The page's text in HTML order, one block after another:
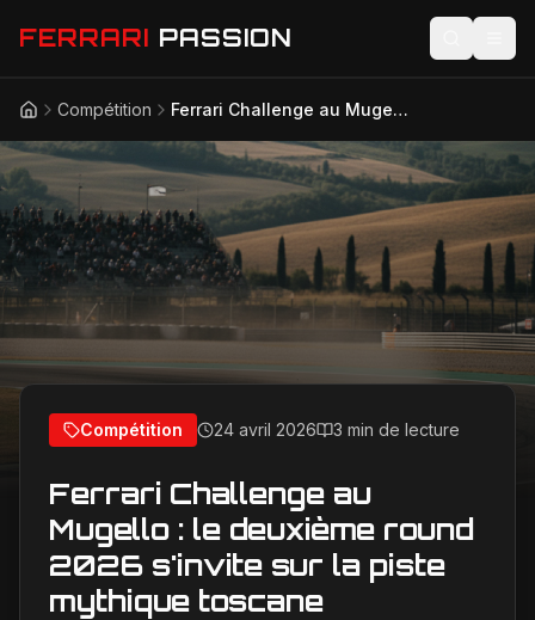
FERRARI PASSION
Actualités
Modèles
Compétition
Technologie
Lifestyle
AccueilCompétition Ferrari Challenge au Mugello : le deuxième round 2026 s'invite sur la piste mythique toscane
Compétition 24 avril 2026 3 min de lecture
Ferrari Challenge au
Mugello : le deuxième round
2026 s'invite sur la piste
mythique toscane